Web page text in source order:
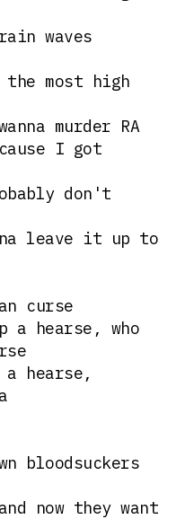
waves
most high
murder RA
I got
don't
leave it up to
curse
a hearse, who
hearse,
bloodsuckers
now they want